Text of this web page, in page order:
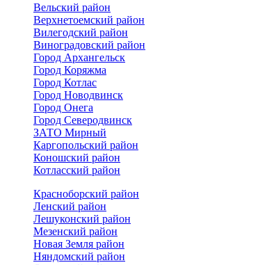
Вельский район
Верхнетоемский район
Вилегодский район
Виноградовский район
Город Архангельск
Город Коряжма
Город Котлас
Город Новодвинск
Город Онега
Город Северодвинск
ЗАТО Мирный
Каргопольский район
Коношский район
Котласский район
Красноборский район
Ленский район
Лешуконский район
Мезенский район
Новая Земля район
Няндомский район